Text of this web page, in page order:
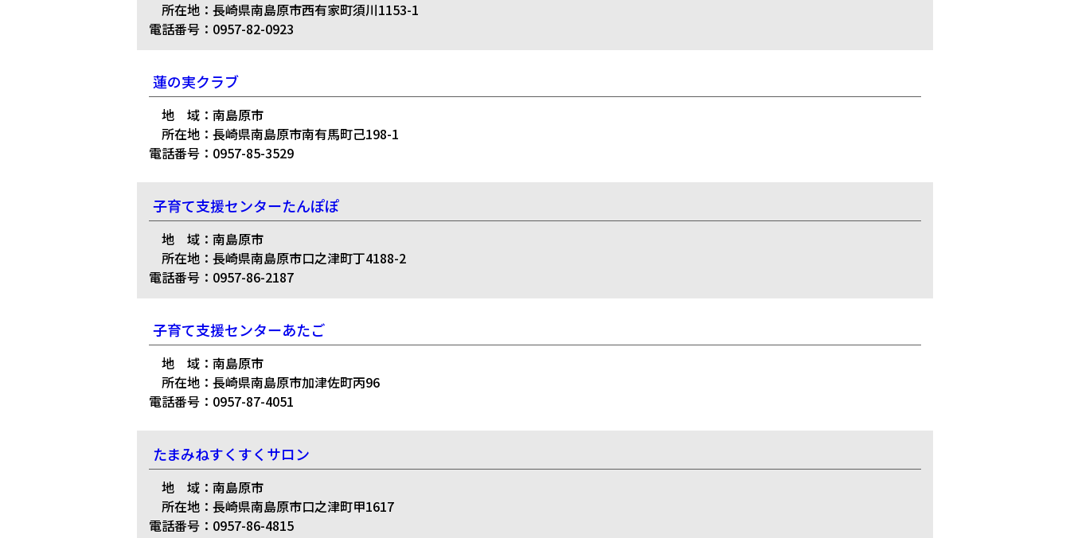
所在地：長崎県南島原市西有家町須川1153-1
電話番号：0957-82-0923
蓮の実クラブ
地 域：南島原市
所在地：長崎県南島原市南有馬町己198-1
電話番号：0957-85-3529
子育て支援センターたんぽぽ
地 域：南島原市
所在地：長崎県南島原市口之津町丁4188-2
電話番号：0957-86-2187
子育て支援センターあたご
地 域：南島原市
所在地：長崎県南島原市加津佐町丙96
電話番号：0957-87-4051
たまみねすくすくサロン
地 域：南島原市
所在地：長崎県南島原市口之津町甲1617
電話番号：0957-86-4815